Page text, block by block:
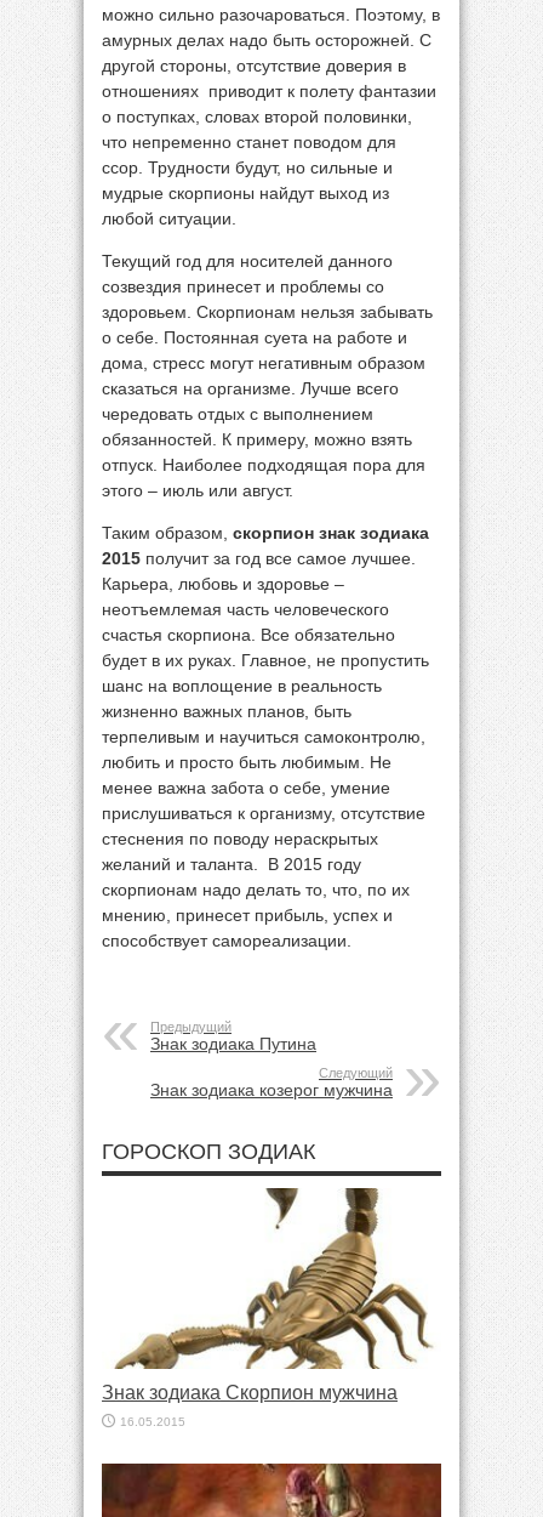
можно сильно разочароваться. Поэтому, в
амурных делах надо быть осторожней. С
другой стороны, отсутствие доверия в
отношениях приводит к полету фантазии
о поступках, словах второй половинки,
что непременно станет поводом для
ссор. Трудности будут, но сильные и
мудрые скорпионы найдут выход из
любой ситуации.
Текущий год для носителей данного
созвездия принесет и проблемы со
здоровьем. Скорпионам нельзя забывать
о себе. Постоянная суета на работе и
дома, стресс могут негативным образом
сказаться на организме. Лучше всего
чередовать отдых с выполнением
обязанностей. К примеру, можно взять
отпуск. Наиболее подходящая пора для
этого – июль или август.
Таким образом, скорпион знак зодиака
2015 получит за год все самое лучшее.
Карьера, любовь и здоровье –
неотъемлемая часть человеческого
счастья скорпиона. Все обязательно
будет в их руках. Главное, не пропустить
шанс на воплощение в реальность
жизненно важных планов, быть
терпеливым и научиться самоконтролю,
любить и просто быть любимым. Не
менее важна забота о себе, умение
прислушиваться к организму, отсутствие
стеснения по поводу нераскрытых
желаний и таланта. В 2015 году
скорпионам надо делать то, что, по их
мнению, принесет прибыль, успех и
способствует самореализации.
Предыдущий
Знак зодиака Путина
Следующий
Знак зодиака козерог мужчина
ГОРОСКОП ЗОДИАК
Знак зодиака Скорпион мужчина
16.05.2015